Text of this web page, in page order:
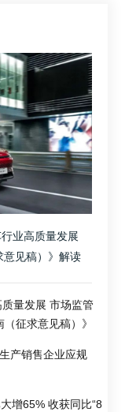
业高质量发展
见稿）》解读
量发展 市场监管
征求意见稿）》
产销售企业应规
增65% 收获同比“8